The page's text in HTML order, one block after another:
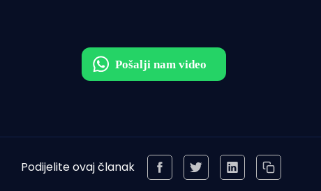
Podijelite ovaj članak